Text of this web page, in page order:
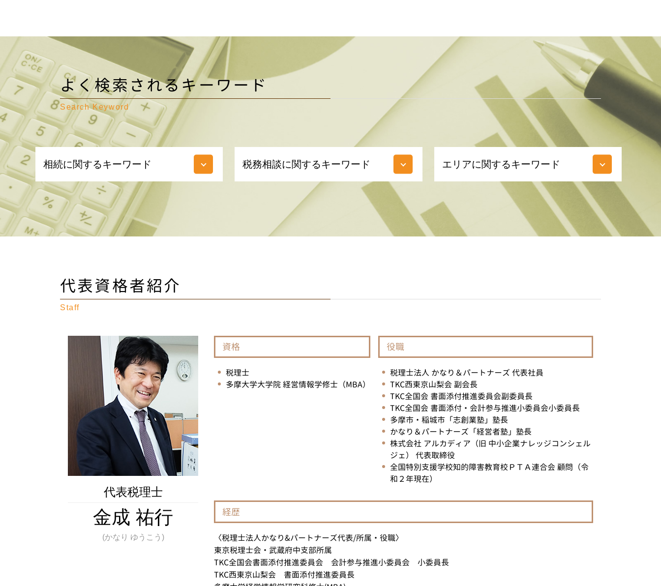
よく検索されるキーワード
Search Keyword
相続に関するキーワード
代償分割 要件
相続税対策 生前贈与
相続税対策 不動産
家なき子 相続税
相続税 申告書
遺産 相続 孫
ゴルフ会員権 相続
贈与税 時効
相続税 申告 必要書類
包括受遺者 とは
遺留分 わかりやすく
相続税 お尋ね
税務相談に関するキーワード
控除限度額 とは
税務代理権限証書 とは
当期純利益 とは
節税 対策
課税所得額 とは
税法 とは
延滞税 計算
エリアに関するキーワード
税務相談 府中市 相談
相続 多摩市 税理士
不動産相続 東京都 税理士
不動産相続 多摩市 相談
相続税 東京都 税理士
税務相談 多摩市 税理士
税務相談 多摩市 相談
相続税 国立市 相談
相続 府中市 税理士
相続 埼玉県 相談
税務相談 調布市 相談
税務相談 国立市 相談
代表資格者紹介
Staff
代表税理士
金成 祐行
資格
税理士
多摩大学大学院 経営情報学修士（MBA）
役職
税理士法人 かなり＆パートナーズ 代表社員
TKC西東京山梨会 副会長
TKC全国会 書面添付推進委員会副委員長
TKC全国会 書面添付・会計参与推進小委員会小委員長
多摩市・稲城市「志創業塾」塾長
かなり＆パートナーズ「経営者塾」塾長
株式会社 アルカディア（旧 中小企業ナレッジコンシェル
ジェ） 代表取締役
全国特別支援学校知的障害教育校ＰＴＡ連合会 顧問（令
和２年現在）
経歴
〈税理士法人かなり&パートナーズ代表/所属・役職〉
東京税理士会・武蔵府中支部所属
TKC全国会書面添付推進委員会 会計参与推進小委員会 小委員長
TKC西東京山梨会 書面添付推進委員長